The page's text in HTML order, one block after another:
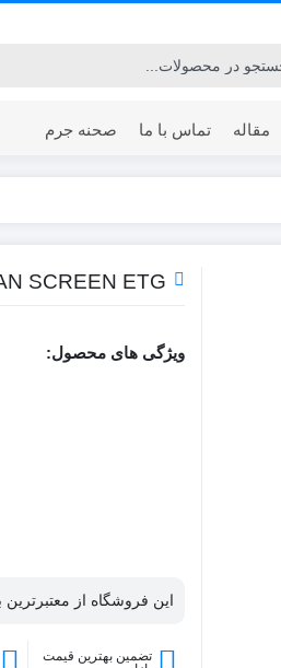
مقاله تماس با ما صحنه جرم
SCREEN ETG
ویژگی های محصول:
این فروشگاه از معتبرترین
تضمین بهترین قیمت